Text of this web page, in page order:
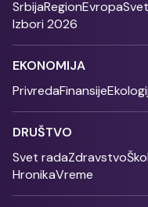
SrbijaRegionEvropaSvet
Izbori 2026
EKONOMIJA
PrivredaFinansije
DRUŠTVO
Svet radaZdravstvo
HronikaVreme